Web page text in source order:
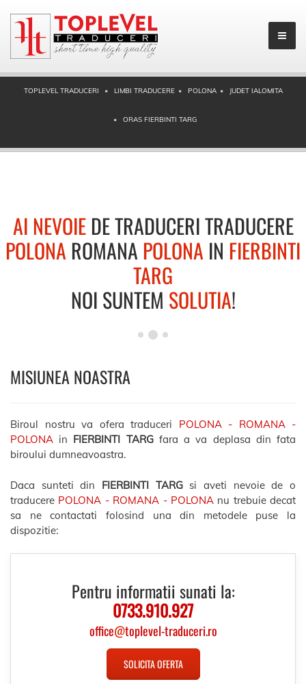
TOPLEVEL TRADUCERI LIMBI TRADUCERE POLONA JUDET IALOMITA
ORAS FIERBINTI TARG
AI NEVOIEDE TRADUCERI TRADUCERE
POLONA ROMANA POLONA IN FIERBINTI
TARG
NOI SUNTEM SOLUTIA!
MISIUNEA NOASTRA
Biroul nostru va ofera traduceri POLONA - ROMANA -
POLONA in FIERBINTI TARGfara a va deplasa din fata
biroului dumneavoastra.
Daca sunteti din FIERBINTI TARGsi aveti nevoie de o
traducere POLONA - ROMANA - POLONAnu trebuie decat
sa ne contactati folosind una din metodele puse la
dispozitie:
Pentru informatii sunati la:
0733.910.927
office@toplevel-traduceri.ro
SOLICITA OFERTA